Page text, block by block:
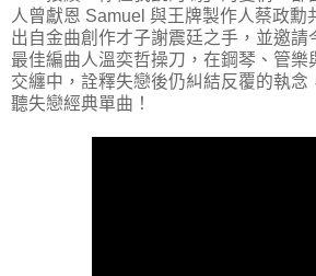
人曾獻恩 Samuel 與王牌製作人蔡政勳
出自金曲創作才子謝震廷之手，並邀請
最佳編曲人溫奕哲操刀，在鋼琴、管樂
交纏中，詮釋失戀後仍糾結反覆的執念
聽失戀經典單曲！